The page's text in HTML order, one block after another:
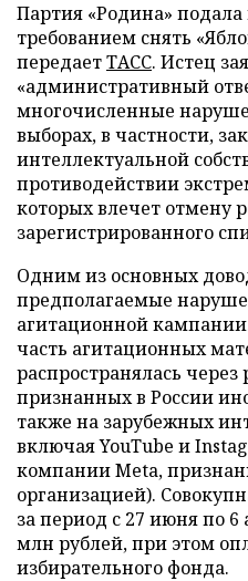
Партия «Родина»
требованием снять
передаетТАСС. Истец
«административный
многочисленные
выборах, в частности,
интеллектуальной
противодействии
которых влечет отмену
зарегистрированного
Одним из основных
предполагаемые
агитационной
часть агитационных
распространялась через
признанных в России
также на зарубежных
включая YouTube и
компании Meta,
организацией).
за период с 27 июня по 6
млн рублей, при этом
избирательного фонда.